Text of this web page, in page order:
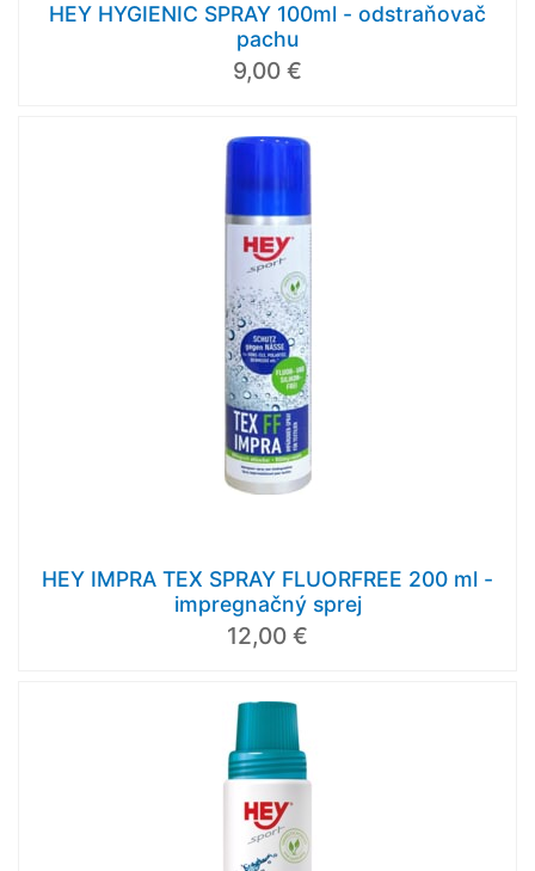
HEY HYGIENIC SPRAY 100ml - odstraňovač
pachu
9,00 €
HEY IMPRA TEX SPRAY FLUORFREE 200 ml -
impregnačný sprej
12,00 €